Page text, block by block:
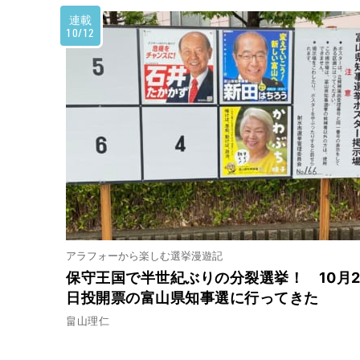
連載
10/12
アラフォーから楽しむ選挙漫遊記
保守王国で半世紀ぶりの分裂選挙！ 10月
日投開票の富山県知事選に行ってきた
畠山理仁